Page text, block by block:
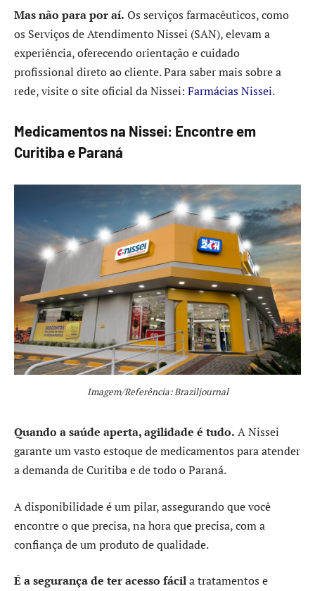
Mas não para por aí. Os serviços farmacêuticos, como
os Serviços de Atendimento Nissei (SAN), elevam a
experiência, oferecendo orientação e cuidado
profissional direto ao cliente. Para saber mais sobre a
rede, visite o site oficial da Nissei: Farmácias Nissei.
Medicamentos na Nissei: Encontre em
Curitiba e Paraná
Imagem/Referência: Braziljournal
Quando a saúde aperta, agilidade é tudo. A Nissei
garante um vasto estoque de medicamentos para atender
a demanda de Curitiba e de todo o Paraná.
A disponibilidade é um pilar, assegurando que você
encontre o que precisa, na hora que precisa, com a
confiança de um produto de qualidade.
É a segurança de ter acesso fácila tratamentos e